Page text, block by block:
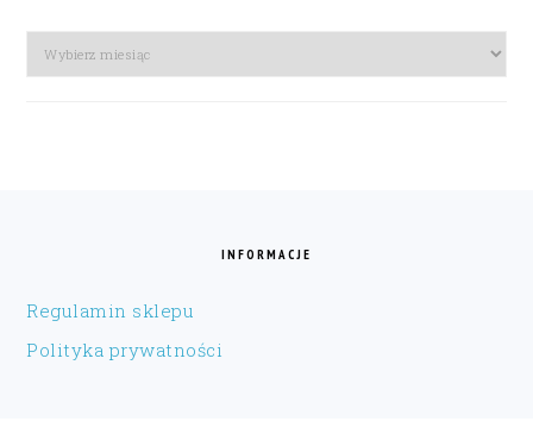
Archiwa
INFORMACJE
Regulamin sklepu
Polityka prywatności